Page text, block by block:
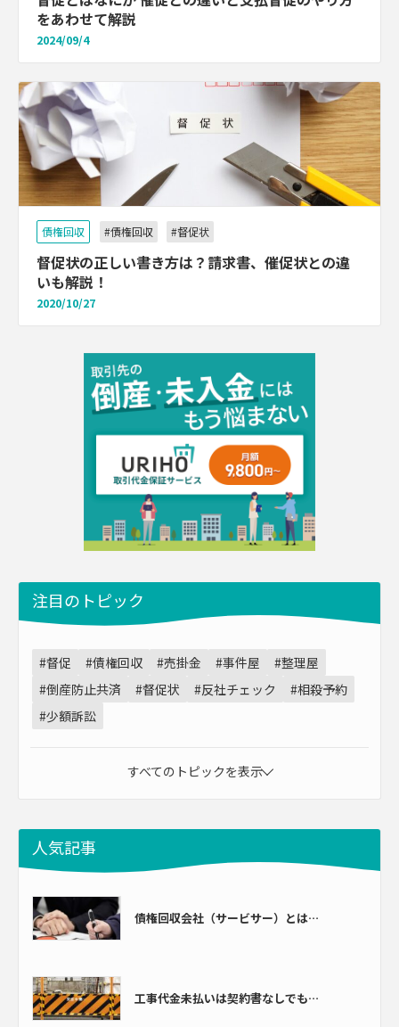
をあわせて解説
2024/09/4
債権回収 #債権回収 #督促状
督促状の正しい書き方は？請求書、催促状との違
いも解説！
2020/10/27
注目のトピック
#督促 #債権回収 #売掛金 #事件屋
#整理屋
#倒産防止共済
#督促状 #反社チェック
#相殺予約
#少額訴訟
すべてのトピックを表示
人気記事
債権回収会社（サービサー）とは…
工事代金未払いは契約書なしでも…